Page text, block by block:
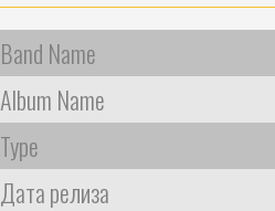
Band Name
Album Name
Type
Дата релиза